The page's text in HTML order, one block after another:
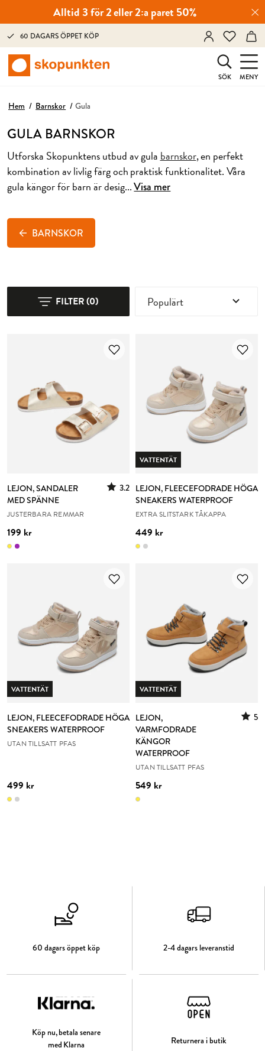
Alltid 3 för 2 eller 2:a paret 50%
60 DAGARS ÖPPET KÖP
SÖK MENY
Hem Barnskor Gula
GULA BARNSKOR
Utforska Skopunktens utbud av gula barnskor,en perfekt
kombination av livlig färg och praktiskfunktionalitet. Våra
gula kängor för barn är desig...Visa mer
BARNSKOR
FILTER(0) Populärt
LEJON, SANDALER
MED SPÄNNE
3.2
JUSTERBARA REMMAR
199 kr
LEJON, FLEECEFODRADE HÖGA
SNEAKERS WATERPROOF
EXTRA SLITSTARK TÅKAPPA
449 kr
VATTENTÄT
LEJON, FLEECEFODRADE HÖGA
SNEAKERS WATERPROOF
UTAN TILLSATT PFAS
499 kr
VATTENTÄT
LEJON,
VARMFODRADE
KÄNGOR
WATERPROOF
5
UTAN TILLSATT PFAS
549 kr
VATTENTÄT
60 dagars öppet köp 2-4 dagars leveranstid
Köp nu, betala senare
med Klarna
Returnera i butik